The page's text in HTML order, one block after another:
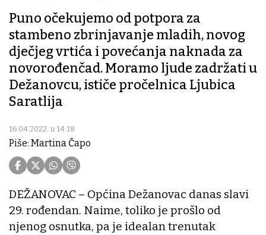
Puno očekujemo od potpora za
stambeno zbrinjavanje mladih, novog
dječjeg vrtića i povećanja naknada za
novorođenčad. Moramo ljude zadržati u
Dežanovcu, ističe pročelnica Ljubica
Saratlija
16.04.2022. u 14:18
Piše: Martina Čapo
DEŽANOVAC – Općina Dežanovac danas slavi
29. rođendan. Naime, toliko je prošlo od
njenog osnutka, pa je idealan trenutak